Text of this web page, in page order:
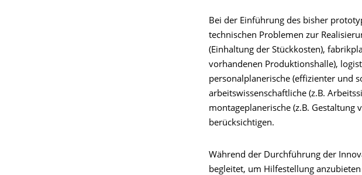
Bei der Einführung des bisher
technischen Problemen zur
(Einhaltung der Stückkosten),
vorhandenen Produktionshalle),
personalplanerische (effizienter und
arbeitswissenschaftliche (z.B.
montageplanerische (z.B. Gestaltung
berücksichtigen.
Während der Durchführung der
begleitet, um Hilfestellung